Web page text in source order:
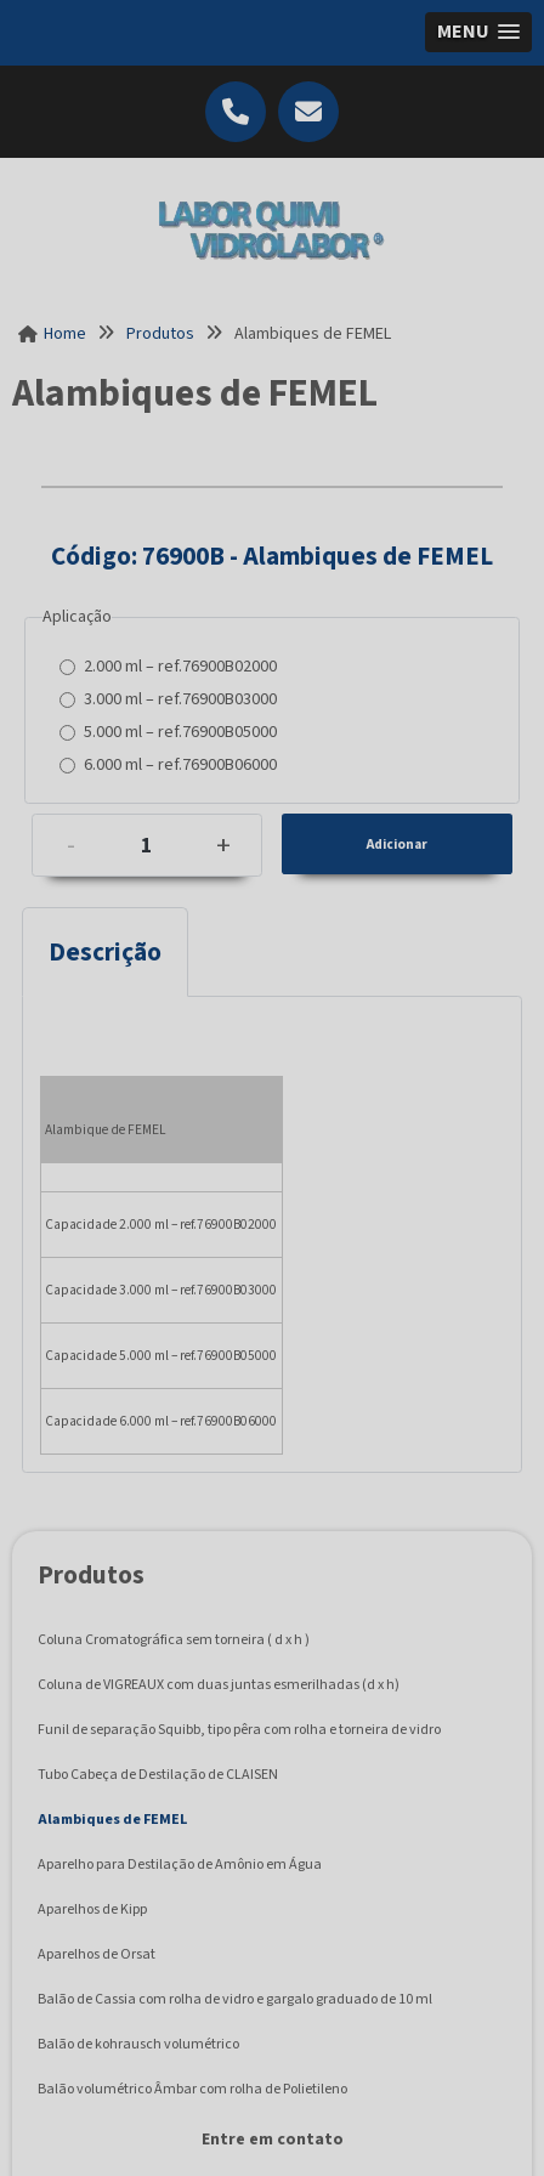
MENU
Home Produtos Alambiques de FEMEL
Alambiques de FEMEL
Código: 76900B - Alambiques de FEMEL
Aplicação
2.000 ml – ref.76900B02000
3.000 ml – ref.76900B03000
5.000 ml – ref.76900B05000
6.000 ml – ref.76900B06000
- +
Descrição
Alambique de FEMEL
Capacidade 2.000 ml – ref.76900B02000
Capacidade 3.000 ml – ref.76900B03000
Capacidade 5.000 ml – ref.76900B05000
Capacidade 6.000 ml – ref.76900B06000
Produtos
Coluna Cromatográfica sem torneira ( d x h )
Coluna de VIGREAUX com duas juntas esmerilhadas (d x h)
Funil de separação Squibb, tipo pêra com rolha e torneira de vidro
Tubo Cabeça de Destilação de CLAISEN
Alambiques de FEMEL
Aparelho para Destilação de Amônio em Água
Aparelhos de Kipp
Aparelhos de Orsat
Balão de Cassia com rolha de vidro e gargalo graduado de 10 ml
Balão de kohrausch volumétrico
Balão volumétrico Âmbar com rolha de Polietileno
Balão Volumétrico com rolha de polietileno
Entre em contato